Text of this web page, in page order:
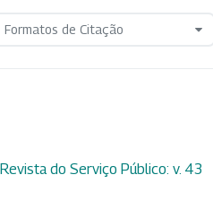
Formatos de Citação
Revista do Serviço Público: v. 43